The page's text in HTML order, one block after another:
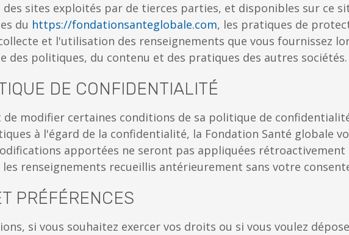
sites exploités par de tierces parties, et disponibles sur ce
du https://fondationsanteglobale.com, les pratiques de
et l'utilisation des renseignements que vous fournissez
des politiques, du contenu et des pratiques des autres sociétés.
DE CONFIDENTIALITÉ
modifier certaines conditions de sa politique de
à l'égard de la confidentialité, la Fondation Santé globale
apportées ne seront pas appliquées
renseignements recueillis antérieurement sans votre
PRÉFÉRENCES
si vous souhaitez exercer vos droits ou si vous voulez